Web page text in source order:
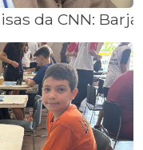
da CNN: